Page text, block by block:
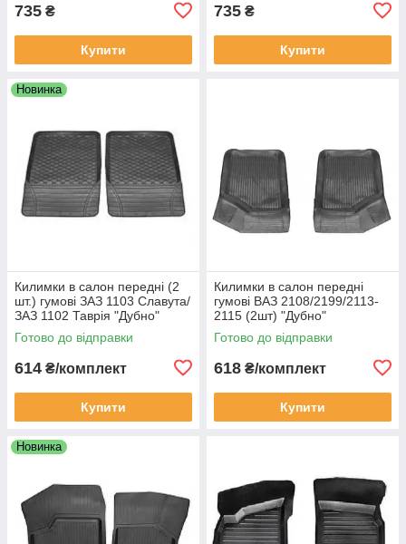
735 ₴
Купити
735 ₴
Купити
Новинка
Килимки в салон передні (2
шт.) гумові ЗАЗ 1103 Славута/
ЗАЗ 1102 Таврія "Дубно"
Готово до відправки
614 ₴/комплект
Купити
Килимки в салон передні
гумові ВАЗ 2108/2199/2113-
2115 (2шт) "Дубно"
Готово до відправки
618 ₴/комплект
Купити
Новинка